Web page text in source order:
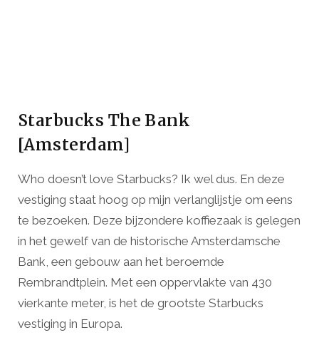
Starbucks The Bank
[Amsterdam]
Who doesn’t love Starbucks? Ik wel dus. En deze
vestiging staat hoog op mijn verlanglijstje om eens
te bezoeken. Deze bijzondere koffiezaak is gelegen
in het gewelf van de historische Amsterdamsche
Bank, een gebouw aan het beroemde
Rembrandtplein. Met een oppervlakte van 430
vierkante meter, is het de grootste Starbucks
vestiging in Europa.